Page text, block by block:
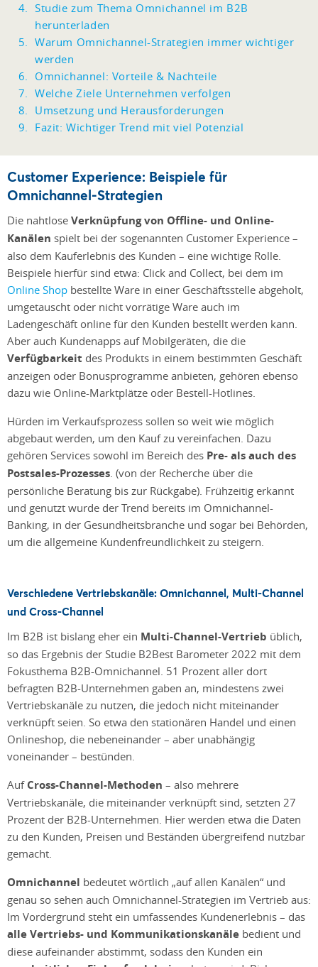
Studie zum Thema Omnichannel im B2B
herunterladen
Warum Omnichannel-Strategien immer wichtiger
werden
Omnichannel: Vorteile & Nachteile
Welche Ziele Unternehmen verfolgen
Umsetzung und Herausforderungen
Fazit: Wichtiger Trend mit viel Potenzial
Customer Experience: Beispiele für
Omnichannel-Strategien
Die nahtlose Verknüpfung von Offline- und Online-
Kanälen spielt bei der sogenannten Customer Experience –
also dem Kauferlebnis des Kunden – eine wichtige Rolle.
Beispiele hierfür sind etwa: Click and Collect, bei dem im
Online Shop bestellte Ware in einer Geschäftsstelle abgeholt,
umgetauscht oder nicht vorrätige Ware auch im
Ladengeschäft online für den Kunden bestellt werden kann.
Aber auch Kundenapps auf Mobilgeräten, die die
Verfügbarkeit des Produkts in einem bestimmten Geschäft
anzeigen oder Bonusprogramme anbieten, gehören ebenso
dazu wie Online-Marktplätze oder Bestell-Hotlines.
Hürden im Verkaufsprozess sollen so weit wie möglich
abgebaut werden, um den Kauf zu vereinfachen. Dazu
gehören Services sowohl im Bereich des Pre- als auch des
Postsales-Prozesses . (von der Recherche über die
persönliche Beratung bis zur Rückgabe). Frühzeitig erkannt
und genutzt wurde der Trend bereits im Omnichannel-
Banking, in der Gesundheitsbranche und sogar bei Behörden,
um die allgemeine Kundenfreundlichkeit zu steigern.
Verschiedene Vertriebskanäle: Omnichannel, Multi-Channel
und Cross-Channel
Im B2B ist bislang eher ein Multi-Channel-Vertrieb üblich,
so das Ergebnis der Studie B2Best Barometer 2022 mit dem
Fokusthema B2B-Omnichannel. 51 Prozent aller dort
befragten B2B-Unternehmen gaben an, mindestens zwei
Vertriebskanäle zu nutzen, die jedoch nicht miteinander
verknüpft seien. So etwa den stationären Handel und einen
Onlineshop, die nebeneinander – aber unabhängig
voneinander – bestünden.
Auf Cross-Channel-Methoden – also mehrere
Vertriebskanäle, die miteinander verknüpft sind, setzten 27
Prozent der B2B-Unternehmen. Hier werden etwa die Daten
zu den Kunden, Preisen und Beständen übergreifend nutzbar
gemacht.
Omnichannel bedeutet wörtlich „auf allen Kanälen“ und
genau so sehen auch Omnichannel-Strategien im Vertrieb aus:
Im Vordergrund steht ein umfassendes Kundenerlebnis – das
alle Vertriebs- und Kommunikationskanäle bedient und
diese aufeinander abstimmt, sodass den Kunden ein